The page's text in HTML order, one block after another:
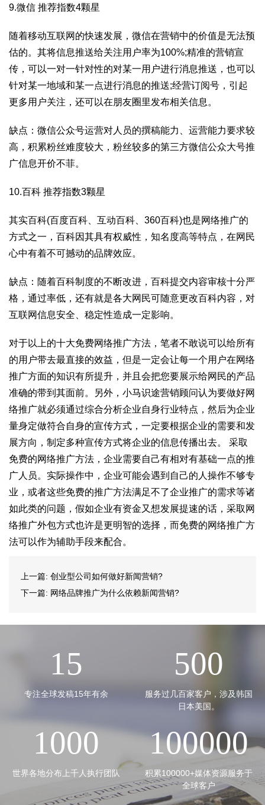
9.微信 推荐指数4颗星
随着移动互联网的快速发展，微信在营销中的价值是无法预
估的。其将信息推送给关注用户率为100%;精准的营销宣
传，可以一对一针对性的对某一用户进行消息推送，也可以
针对某一地域和某一点进行消息的推送;经营订阅号，引起
更多用户关注，还可以在朋友圈里发布相关信息。
缺点：微信公众号运营对人员的撰稿能力、运营能力要求较
高，积累粉丝难度较大，粉丝较多的第三方微信公众大号推
广信息开价不菲。
10.百科 推荐指数3颗星
其实百科(百度百科、互动百科、360百科)也是网络推广的
方式之一，百科因其具有权威性，知名度高等特点，在网民
心中有着不可撼动的品牌效应。
缺点：随着百科制度的不断改进，百科提交内容审核十分严
格，通过率低，还有就是各大网民可随意更改百科内容，对
互联网信息安全、稳定性造成一定影响。
对于以上的十大免费网络推广方法，笔者不敢说可以给所有
的用户带去最直接的效益，但是一定会让每一个用户在网络
推广方面的知识有所提升，并且会把您要展示给网民的产品
准确的带到其面前。另外，小马识途营销顾问认为要做好网
络推广就必须通过综合分析企业自身行业特点，然后为企业
量身定做符合自身的宣传方式，一定要根据企业的需要和发
展方向，制定多种宣传方式将企业的信息传播出去。 采取
免费的网络推广方法，企业需要自己有相对有基础一点的推
广人员。实际操作中，企业可能会遇到自己的人操作不够专
业，或者这些免费的推广方法满足不了企业推广的需求等诸
如此类的问题，假如企业有资金又想发展提速的话，采取网
络推广外包方式也许是更明智的选择，而免费的网络推广方
法可以作为辅助手段来配合。
上一篇: 创业型公司如何做好新闻营销?
下一篇: 网络品牌推广为什么依赖新闻营销?
15
专注全球发稿15年有余
500
服务过几百家客户，涉及韩国
日本美国。
1000
世界各地分布上千人执行团队
100000
积累100000+媒体资源服务于
全球客户